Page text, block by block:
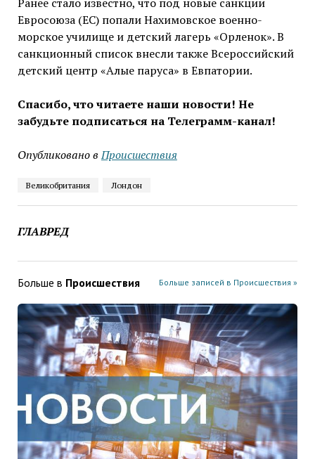
Евросоюза (ЕС) попали Нахимовское военно-
морское училище и детский лагерь «Орленок». В
санкционный список внесли также Всероссийский
детский центр «Алые паруса» в Евпатории.
Спасибо, что читаете наши новости! Не
забудьте подписаться на Телеграмм-канал!
Опубликовано в Проиcшествия
Великобритания Лондон
ГЛАВРЕД
Больше в Проиcшествия Больше записей в Проиcшествия »